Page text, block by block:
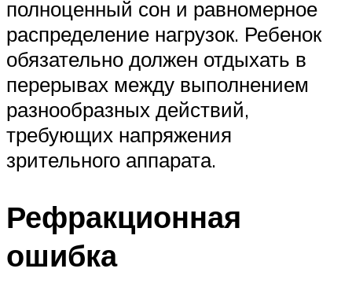
полноценный сон и равномерное
распределение нагрузок. Ребенок
обязательно должен отдыхать в
перерывах между выполнением
разнообразных действий,
требующих напряжения
зрительного аппарата.
Рефракционная
ошибка